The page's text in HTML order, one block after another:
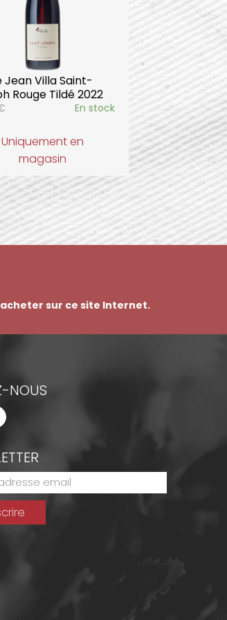
Jean Villa Saint-
Rouge Tildé 2022
En stock
Uniquement en
magasin
sur ce site Internet.
NOUS